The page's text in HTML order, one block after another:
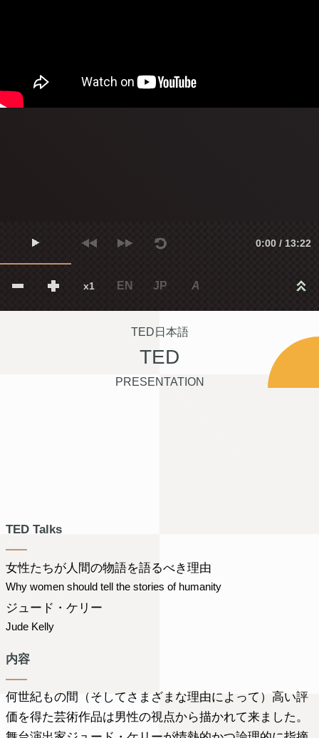
0:00 / 13:22
x1 EN JP A
TED日本語
TED
PRESENTATION
TED Talks
女性たちが人間の物語を語るべき理由
Why women should tell the stories of humanity
ジュード・ケリー
Jude Kelly
内容
何世紀もの間（そしてさまざまな理由によって）高い評
価を得た芸術作品は男性の視点から描かれて来ました。